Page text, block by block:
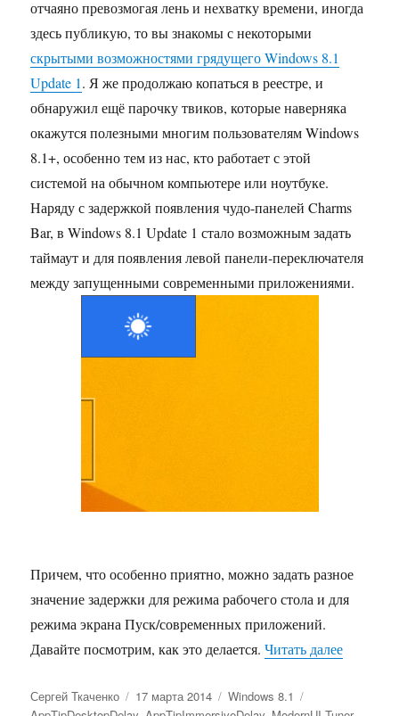
отчаяно превозмогая лень и нехватку времени, иногда
здесь публикую, то вы знакомы с некоторыми
скрытыми возможностями грядущего Windows 8.1
Update 1. Я же продолжаю копаться в реестре, и
обнаружил ещё парочку твиков, которые наверняка
окажутся полезными многим пользователям Windows
8.1+, особенно тем из нас, кто работает с этой
системой на обычном компьютере или ноутбуке.
Наряду с задержкой появления чудо-панелей Charms
Bar, в Windows 8.1 Update 1 стало возможным задать
таймаут и для появления левой панели-переключателя
между запущенными современными приложениями.
Причем, что особенно приятно, можно задать разное
значение задержки для режима рабочего стола и для
режима экрана Пуск/современных приложений.
Давайте посмотрим, как это делается.Читать далее«Как
Автор
Сергей Ткаченко Опубликовано
17 марта 2014 Рубрики
Windows 8.1